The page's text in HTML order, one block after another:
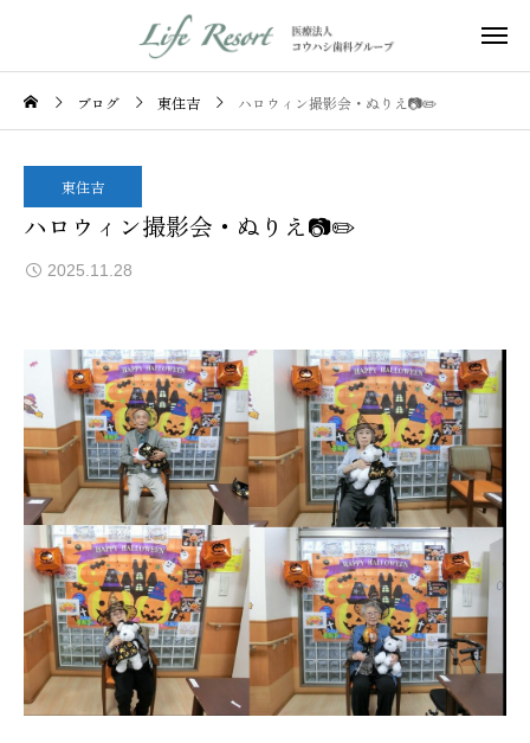
ブログ 東住吉 ハロウィン撮影会・ぬりえ📷✏️
東住吉
ハロウィン撮影会・ぬりえ📷✏️
2025.11.28